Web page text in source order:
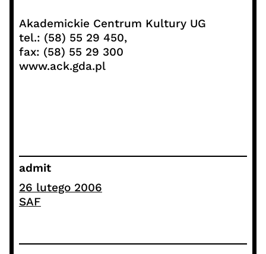
Akademickie Centrum Kultury UG
tel.: (58) 55 29 450,
fax: (58) 55 29 300
www.ack.gda.pl
admit
26 lutego 2006
SAF